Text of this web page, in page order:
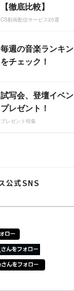
【徹底比較】
CS動画配信サービス20選
毎週の音楽ランキ
をチェック！
試写会、登壇イベ
プレゼント！
プレゼント特集